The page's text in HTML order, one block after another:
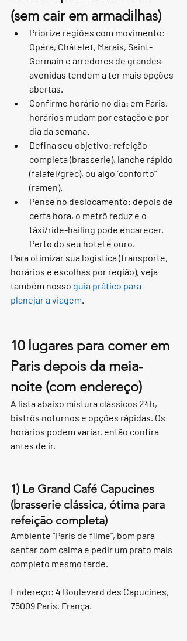
(sem cair em armadilhas)
Priorize regiões com movimento:
Opéra, Châtelet, Marais, Saint-
Germain e arredores de grandes
avenidas tendem a ter mais opções
abertas.
Confirme horário no dia: em Paris,
horários mudam por estação e por
dia da semana.
Defina seu objetivo: refeição
completa (brasserie), lanche rápido
(falafel/grec), ou algo “conforto”
(ramen).
Pense no deslocamento: depois de
certa hora, o metrô reduz e o
táxi/ride-hailing pode encarecer.
Perto do seu hotel é ouro.
Para otimizar sua logística (transporte,
horários e escolhas por região), veja
também nosso guia prático para
planejar a viagem.
10 lugares para comer em
Paris depois da meia-
noite (com endereço)
A lista abaixo mistura clássicos 24h,
bistrôs noturnos e opções rápidas. Os
horários podem variar, então confira
antes de ir.
1) Le Grand Café Capucines
(brasserie clássica, ótima para
refeição completa)
Ambiente “Paris de filme”, bom para
sentar com calma e pedir um prato mais
completo mesmo tarde.
Endereço: 4 Boulevard des Capucines,
75009 Paris, França.